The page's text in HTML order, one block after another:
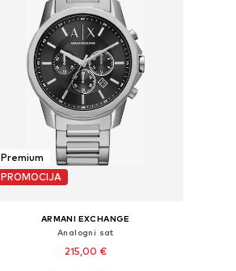
Premium
PROMOCIJA
ARMANI EXCHANGE
Analogni sat
215,00 €